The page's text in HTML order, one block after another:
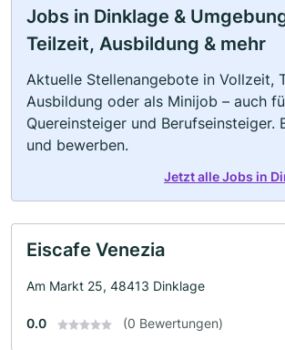
Jobs in Dinklage &
Teilzeit, Ausbildung & mehr
Aktuelle Stellenangebote in Vollzeit,
Ausbildung oder als Minijob – auch
Quereinsteiger und Berufseinsteiger.
und bewerben.
Jetzt alle Jobs in
Eiscafe Venezia
Am Markt 25, 48413 Dinklage
0.0 (0 Bewertungen)